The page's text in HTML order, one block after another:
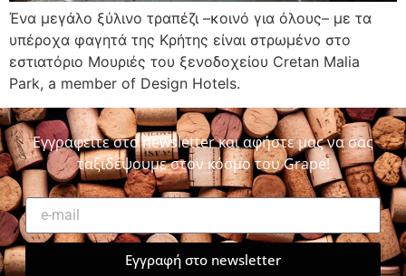
Ένα μεγάλο ξύλινο τραπέζι –κοινό για όλους– με τα
υπέροχα φαγητά της Κρήτης είναι στρωμένο στο
εστιατόριο Μουριές του ξενοδοχείου Cretan Malia
Park, a member of Design Hotels.
Εγγραφείτε στο newsletter και αφήστε μας να σας
ταξιδέψουμε στον κόσμο του Grape!
Εγγραφή στο newsletter